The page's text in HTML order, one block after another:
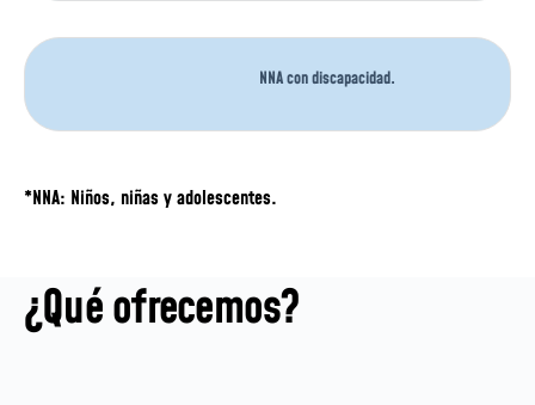
NNA con discapacidad.
*NNA: Niños, niñas y adolescentes.
¿Qué ofrecemos?